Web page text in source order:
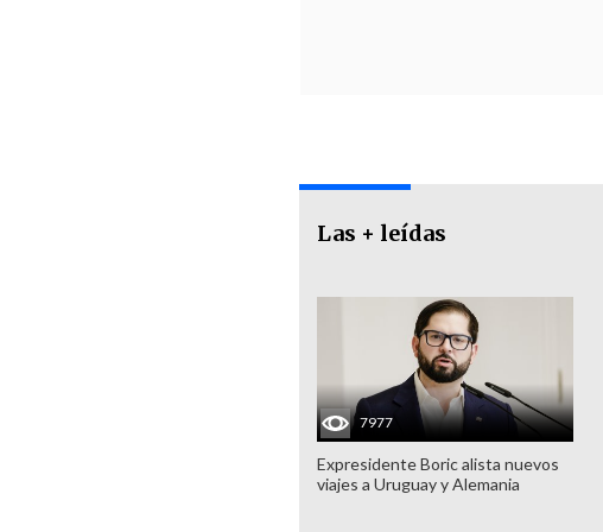
Las + leídas
7977
Expresidente Boric alista nuevos
viajes a Uruguay y Alemania